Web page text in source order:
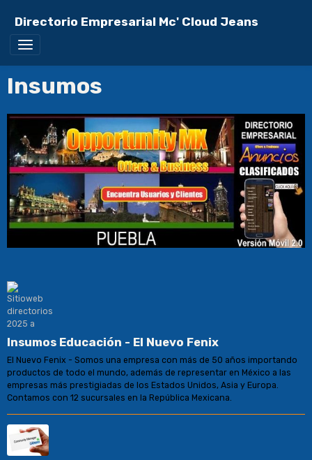
Directorio Empresarial Mc' Cloud Jeans
Insumos
Insumos Educación - El Nuevo Fenix
El Nuevo Fenix - Somos una empresa con más de 50 años importando
productos de todo el mundo, además de representar en México a las
empresas más prestigiadas de los Estados Unidos, Asia y Europa.
Contamos con 12 sucursales en la República Mexicana.